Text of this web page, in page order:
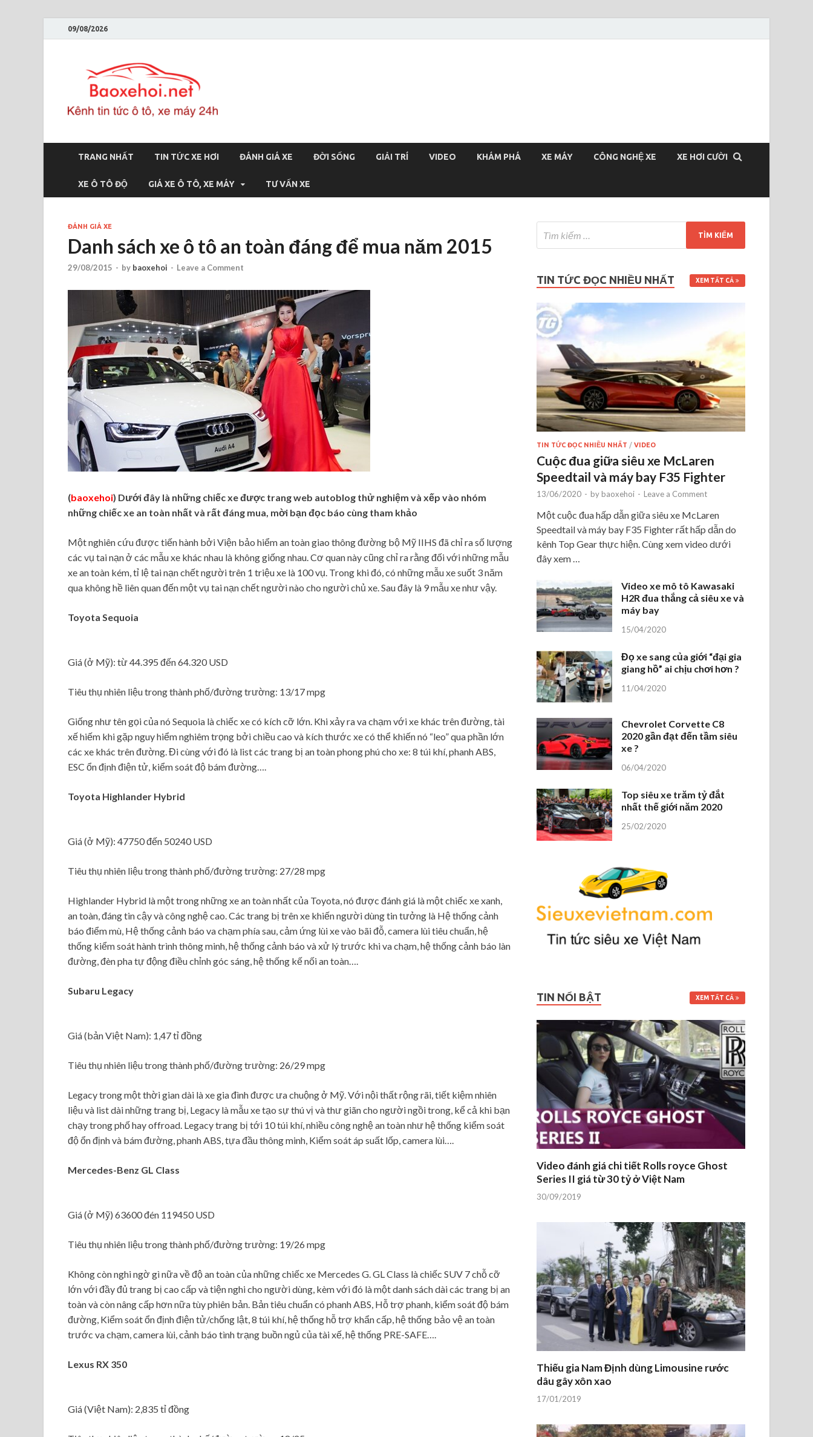
09/08/2026
TRANG NHẤT TIN TỨC XE HƠI ĐÁNH GIÁ XE ĐỜI SỐNG GIẢI TRÍ VIDEO KHÁM PHÁ XE MÁY CÔNG NGHỆ XE XE HƠI CƯỜI
XE Ô TÔ ĐỘ GIÁ XE Ô TÔ, XE MÁY TƯ VẤN XE
ĐÁNH GIÁ XE
Danh sách xe ô tô an toàn đáng để mua năm 2015
29/08/2015 - by baoxehoi - Leave a Comment
(baoxehoi) Dưới đây là những chiếc xe được trang web autoblog thử nghiệm và xếp vào nhóm
những chiếc xe an toàn nhất và rất đáng mua, mời bạn đọc báo cùng tham khảo
Một nghiên cứu được tiến hành bởi Viện bảo hiểm an toàn giao thông đường bộ Mỹ IIHS đã chỉ ra số lượng
các vụ tai nạn ở các mẫu xe khác nhau là không giống nhau. Cơ quan này cũng chỉ ra rằng đối với những mẫu
xe an toàn kém, tỉ lệ tai nạn chết người trên 1 triệu xe là 100 vụ. Trong khi đó, có những mẫu xe suốt 3 năm
qua không hề liên quan đến một vụ tai nạn chết người nào cho người chủ xe. Sau đây là 9 mẫu xe như vậy.
Toyota Sequoia
Giá (ở Mỹ): từ 44.395 đến 64.320 USD
Tiêu thụ nhiên liệu trong thành phố/đường trường: 13/17 mpg
Giống như tên gọi của nó Sequoia là chiếc xe có kích cỡ lớn. Khi xảy ra va chạm với xe khác trên đường, tài
xế hiếm khi gặp nguy hiểm nghiêm trọng bởi chiều cao và kích thước xe có thể khiến nó “leo” qua phần lớn
các xe khác trên đường. Đi cùng với đó là list các trang bị an toàn phong phú cho xe: 8 túi khí, phanh ABS,
ESC ổn định điện tử, kiểm soát độ bám đường….
Toyota Highlander Hybrid
Giá (ở Mỹ): 47750 đến 50240 USD
Tiêu thụ nhiên liệu trong thành phố/đường trường: 27/28 mpg
Highlander Hybrid là một trong những xe an toàn nhất của Toyota, nó được đánh giá là một chiếc xe xanh,
an toàn, đáng tin cậy và công nghệ cao. Các trang bị trên xe khiến người dùng tin tưởng là Hệ thống cảnh
báo điểm mù, Hệ thống cảnh báo va chạm phía sau, cảm ứng lùi xe vào bãi đỗ, camera lùi tiêu chuẩn, hệ
thống kiểm soát hành trình thông minh, hệ thống cảnh báo và xử lý trước khi va chạm, hệ thống cảnh báo làn
đường, đèn pha tự động điều chỉnh góc sáng, hệ thống kế nối an toàn….
Subaru Legacy
Giá (bản Việt Nam): 1,47 tỉ đồng
Tiêu thụ nhiên liệu trong thành phố/đường trường: 26/29 mpg
Legacy trong một thời gian dài là xe gia đình được ưa chuộng ở Mỹ. Với nội thất rộng rãi, tiết kiệm nhiên
liệu và list dài những trang bị, Legacy là mẫu xe tạo sự thú vị và thư giãn cho người ngồi trong, kể cả khi bạn
chạy trong phố hay offroad. Legacy trang bị tới 10 túi khí, nhiều công nghệ an toàn như hệ thống kiểm soát
độ ổn định và bám đường, phanh ABS, tựa đầu thông minh, Kiểm soát áp suất lốp, camera lùi….
Mercedes-Benz GL Class
Giá (ở Mỹ) 63600 đén 119450 USD
Tiêu thụ nhiên liệu trong thành phố/đường trường: 19/26 mpg
Không còn nghi ngờ gì nữa về độ an toàn của những chiếc xe Mercedes G. GL Class là chiếc SUV 7 chỗ cỡ
lớn với đầy đủ trang bị cao cấp và tiện nghi cho người dùng, kèm với đó là một danh sách dài các trang bị an
toàn và còn nâng cấp hơn nữa tùy phiên bản. Bản tiêu chuẩn có phanh ABS, Hỗ trợ phanh, kiểm soát độ bám
đường, Kiểm soát ổn định điện tử/chống lật, 8 túi khí, hệ thống hỗ trợ khẩn cấp, hệ thống bảo vệ an toàn
trước va chạm, camera lùi, cảnh báo tình trạng buồn ngủ của tài xế, hệ thống PRE-SAFE….
Lexus RX 350
Giá (Việt Nam): 2,835 tỉ đồng
TIN TỨC ĐỌC NHIỀU NHẤT XEM TẤT CẢ
TIN TỨC ĐỌC NHIỀU NHẤT /VIDEO
Cuộc đua giữa siêu xe McLaren
Speedtail và máy bay F35 Fighter
13/06/2020 - by baoxehoi - Leave a Comment
Một cuộc đua hấp dẫn giữa siêu xe McLaren
Speedtail và máy bay F35 Fighter rất hấp dẫn do
kênh Top Gear thực hiện. Cùng xem video dưới
đây xem …
Video xe mô tô Kawasaki
H2R đua thắng cả siêu xe và
máy bay
15/04/2020
Đọ xe sang của giới “đại gia
giang hồ” ai chịu chơi hơn ?
11/04/2020
Chevrolet Corvette C8
2020 gần đạt đến tầm siêu
xe ?
06/04/2020
Top siêu xe trăm tỷ đắt
nhất thế giới năm 2020
25/02/2020
TIN NỔI BẬT XEM TẤT CẢ
Video đánh giá chi tiết Rolls royce Ghost
Series II giá từ 30 tỷ ở Việt Nam
30/09/2019
Thiếu gia Nam Định dùng Limousine rước
dâu gây xôn xao
17/01/2019